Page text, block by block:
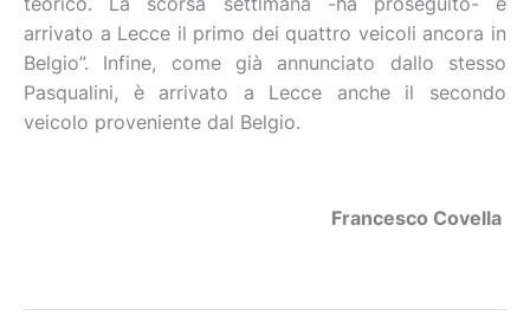
teorico. La scorsa settimana -ha proseguito- è
arrivato a Lecce il primo dei quattro veicoli ancora in
Belgio”. Infine, come già annunciato dallo stesso
Pasqualini, è arrivato a Lecce anche il secondo
veicolo proveniente dal Belgio.
Francesco Covella